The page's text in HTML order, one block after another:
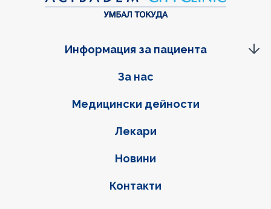
Фуутер навигация
За нас
Медицински дейности
Лекари
Новини
Контакти
Информация за пациента